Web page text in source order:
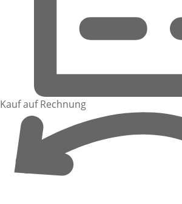
Kauf auf Rechnung